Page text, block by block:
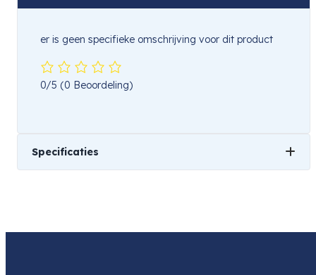
er is geen specifieke omschrijving voor dit product
0/5 (0 Beoordeling)
Specificaties